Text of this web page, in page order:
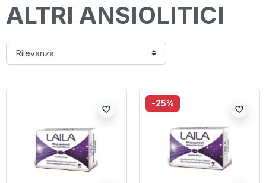
ALTRI ANSIOLITICI
favorite_border
-25%
favorite_border